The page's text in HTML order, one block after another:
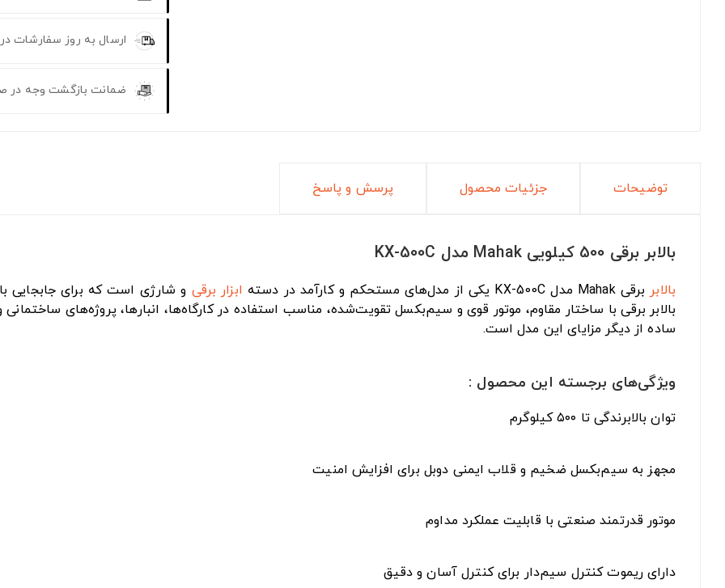
ارسال به روز سفارشات
ضمانت بازگشت وجه در
توضیحات جزئیات محصول پرسش و پاسخ
بالابر برقی 500 کیلویی Mahak مدل KX-500C
بالابر برقی Mahak مدل KX-500C یکی از مدل‌های مستحکم و کارآمد در دسته ابزار برقی
بالابر برقی با ساختار مقاوم، موتور قوی و سیم‌بکسل تقویت‌شده، مناسب استفاده در کارگاه‌ها، انبارها، پروژه‌های
ساده از دیگر مزایای این مدل است.
ویژگی‌های برجسته این محصول :
توان بالابرندگی تا ۵۰۰ کیلوگرم
مجهز به سیم‌بکسل ضخیم و قلاب ایمنی دوبل برای افزایش امنیت
موتور قدرتمند صنعتی با قابلیت عملکرد مداوم
دارای ریموت کنترل سیم‌دار برای کنترل آسان و دقیق